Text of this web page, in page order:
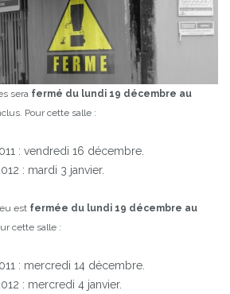
sera fermé du lundi 19 décembre au
Pour cette salle :
: vendredi 16 décembre.
: mardi 3 janvier.
est fermée du lundi 19 décembre au
cette salle :
: mercredi 14 décembre.
: mercredi 4 janvier.